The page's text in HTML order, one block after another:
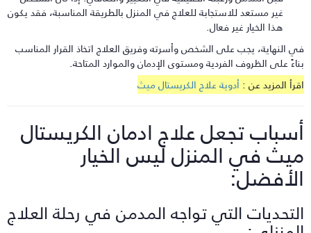
غير مستعد للاستجابة للعلاج في المنزل بالطريقة المناسبة، فقد يكون
هذا الخيار غير فعال.
النهاية، يجب على الشخص وأسرته وفريق العلاج اتخاذ القرار المناسب
على الظروف الفردية ومستوى الإدمان والموارد المتاحة.
المزيد عن :أدوية علاج الكريستال ميث
تجعل علاج ادمان الكريستال
في المنزل ليس الخيار
التي تواجه المدمن في رحلة العلاج